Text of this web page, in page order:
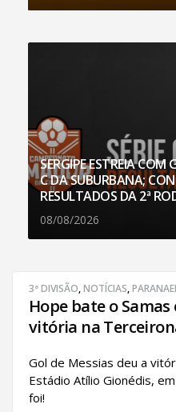
SERGIPE ESTREIA COM
C DA SUBURBANA;
RESULTADOS DA 2ª
08/08/2026
3ª DIVISÃO,NOTÍCIAS,
Hope bate o
vitória na
Gol de Messias deu a
Estádio Atílio Gionédis,
foi!